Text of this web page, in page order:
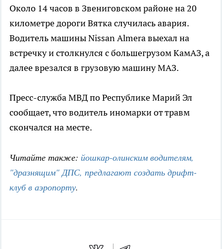
Около 14 часов в Звениговском районе на 20
километре дороги Вятка случилась авария.
Водитель машины Nissan Almera выехал на
встречку и столкнулся с большегрузом КамАЗ, а
далее врезался в грузовую машину МАЗ.
Пресс-служба МВД по Республике Марий Эл
сообщает, что водитель иномарки от травм
скончался на месте.
Читайте также: йошкар-олинским водителям,
"дразнящим" ДПС, предлагают создать дрифт-
клуб в аэропорту.